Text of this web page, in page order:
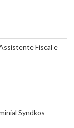
Fiscal e
Syndkos